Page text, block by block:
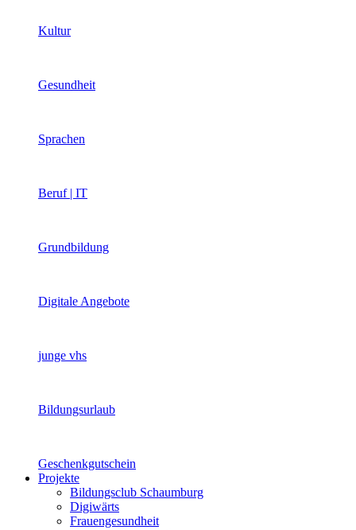
Kultur
Gesundheit
Sprachen
Beruf | IT
Grundbildung
Digitale Angebote
junge vhs
Bildungsurlaub
Geschenkgutschein
Projekte
Bildungsclub Schaumburg
Digiwärts
Frauengesundheit